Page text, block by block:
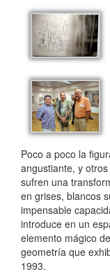
Poco a poco la
angustiante, y
sufren una
en grises, blancos
impensable
introduce en un
elemento mágico
geometría que
1993.